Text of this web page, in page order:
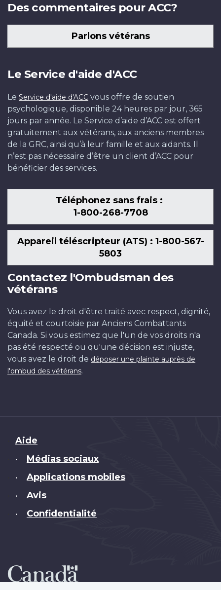
Des commentaires pour ACC?
Parlons vétérans
Le Service d'aide d'ACC
Le Service d'aide d'ACC vous offre de soutien
psychologique, disponible 24 heures par jour, 365
jours par année. Le Service d’aide d’ACC est offert
gratuitement aux vétérans, aux anciens membres
de la GRC, ainsi qu’à leur famille et aux aidants. Il
n’est pas nécessaire d’être un client d’ACC pour
bénéficier des services.
Téléphonez sans frais :
1-800-268-7708
Appareil téléscripteur (ATS) : 1-800-567-
5803
Contactez l'Ombudsman des
vétérans
Vous avez le droit d'être traité avec respect, dignité,
équité et courtoisie par Anciens Combattants
Canada. Si vous estimez que l'un de vos droits n'a
pas été respecté ou qu'une décision est injuste,
vous avez le droit de déposer une plainte auprès de
l'ombud des vétérans.
Brand
Aide
• Médias sociaux
• Applications mobiles
• Avis
• Confidentialité